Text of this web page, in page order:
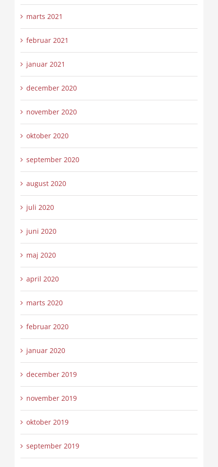
marts 2021
februar 2021
januar 2021
december 2020
november 2020
oktober 2020
september 2020
august 2020
juli 2020
juni 2020
maj 2020
april 2020
marts 2020
februar 2020
januar 2020
december 2019
november 2019
oktober 2019
september 2019